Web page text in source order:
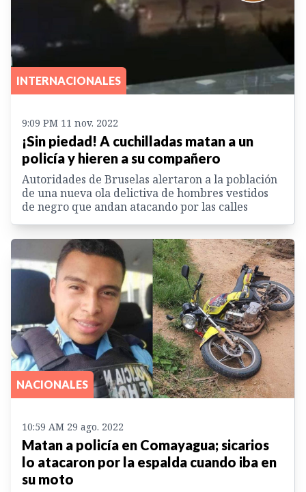
INTERNACIONALES
9:09 PM 11 nov. 2022
¡Sin piedad! A cuchilladas matan a un
policía y hieren a su compañero
Autoridades de Bruselas alertaron a la población
de una nueva ola delictiva de hombres vestidos
de negro que andan atacando por las calles
NACIONALES
10:59 AM 29 ago. 2022
Matan a policía en Comayagua; sicarios
lo atacaron por la espalda cuando iba en
su moto